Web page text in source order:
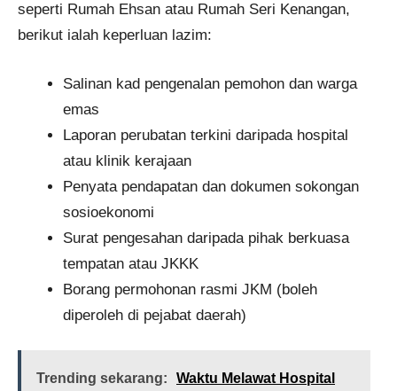
seperti Rumah Ehsan atau Rumah Seri Kenangan,
berikut ialah keperluan lazim:
Salinan kad pengenalan pemohon dan warga
emas
Laporan perubatan terkini daripada hospital
atau klinik kerajaan
Penyata pendapatan dan dokumen sokongan
sosioekonomi
Surat pengesahan daripada pihak berkuasa
tempatan atau JKKK
Borang permohonan rasmi JKM (boleh
diperoleh di pejabat daerah)
Trending sekarang: Waktu Melawat Hospital